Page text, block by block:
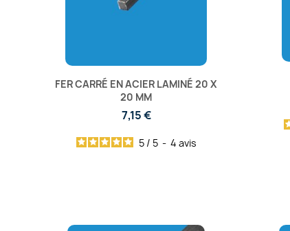
FER CARRÉ EN ACIER LAMINÉ 20 X
20 MM
7,15 €
5 / 5 - 4 avis